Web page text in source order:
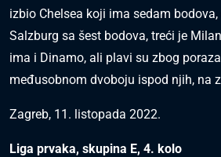
izbio Chelsea koji ima sedam
Salzburg sa šest bodova, treći je
ima i Dinamo, ali plavi su zbog
međusobnom dvoboju ispod njih, na
Zagreb, 11. listopada 2022.
Liga prvaka, skupina E, 4. kolo